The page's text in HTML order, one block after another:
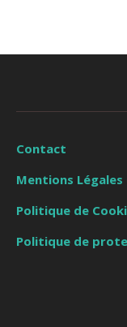
Contact
Mentions Légales
Politique de
Politique de